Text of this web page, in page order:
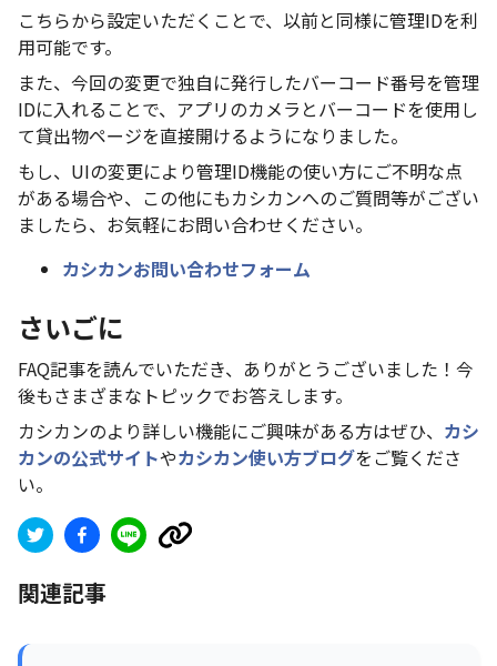
こちらから設定いただくことで、以前と同様に管理IDを利
用可能です。
また、今回の変更で独自に発行したバーコード番号を管理
IDに入れることで、アプリのカメラとバーコードを使用し
て貸出物ページを直接開けるようになりました。
もし、UIの変更により管理ID機能の使い方にご不明な点
がある場合や、この他にもカシカンへのご質問等がござい
ましたら、お気軽にお問い合わせください。
カシカンお問い合わせフォーム
さいごに
FAQ記事を読んでいただき、ありがとうございました！今
後もさまざまなトピックでお答えします。
カシカンのより詳しい機能にご興味がある方はぜひ、 カシ
カンの公式サイトやカシカン使い方ブログをご覧くださ
い。
関連記事